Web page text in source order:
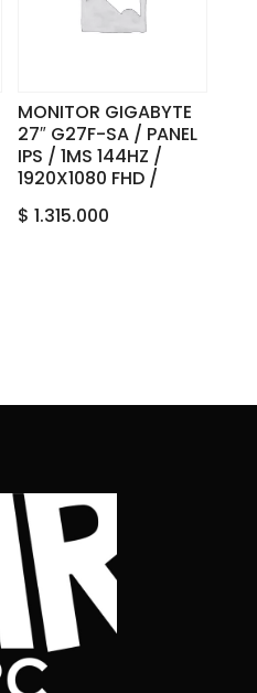
MONITOR GIGABYTE
27″ G27F-SA / PANEL
IPS / 1MS 144HZ /
1920X1080 FHD /
$ 1.315.000